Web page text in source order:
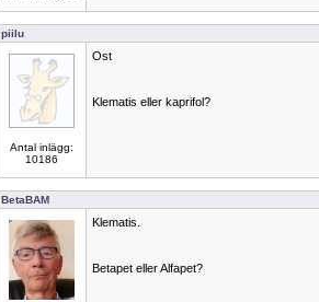
piilu
Antal inlägg:
10186
Ost
Klematis eller kaprifol?
BetaBAM
Klematis.
Betapet eller Alfapet?